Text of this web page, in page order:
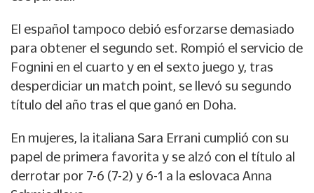
El español tampoco debió esforzarse demasiado
para obtener el segundo set. Rompió el servicio de
Fognini en el cuarto y en el sexto juego y, tras
desperdiciar un match point, se llevó su segundo
título del año tras el que ganó en Doha.
En mujeres, la italiana Sara Errani cumplió con su
papel de primera favorita y se alzó con el título al
derrotar por 7-6 (7-2) y 6-1 a la eslovaca Anna